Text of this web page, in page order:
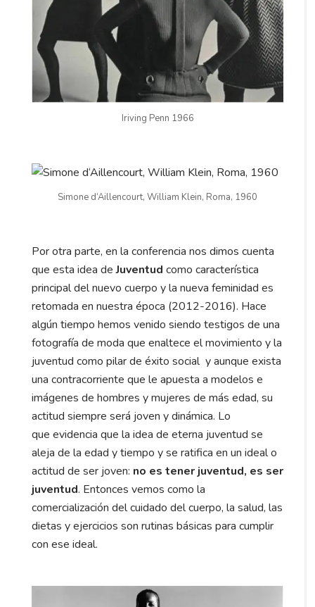
Iriving Penn 1966
Simone d‘Aillencourt, William Klein, Roma, 1960
Por otra parte, en la conferencia nos dimos cuenta
que esta idea deJuventud como característica
principal del nuevo cuerpo y la nueva feminidad es
retomada en nuestra época (2012-2016). Hace
algún tiempo hemos venido siendo testigos de una
fotografía de moda que enaltece el movimiento y la
juventud como pilar de éxito social y aunque exista
una contracorriente que le apuesta a modelos e
imágenes de hombres y mujeres de más edad, su
actitud siempre será joven y dinámica. Lo
que evidencia que la idea de eterna juventud se
aleja de la edad y tiempo y se ratifica en un ideal o
actitud de ser joven: no es tener juventud, es ser
juventud. Entonces vemos como la
comercialización del cuidado del cuerpo, la salud, las
dietas y ejercicios son rutinas básicas para cumplir
con ese ideal.